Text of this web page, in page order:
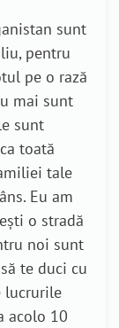
sunt
pentru
pe o rază
mai sunt
sunt
toată
tale
Eu am
o stradă
noi sunt
te duci cu
lucrurile
acolo 10